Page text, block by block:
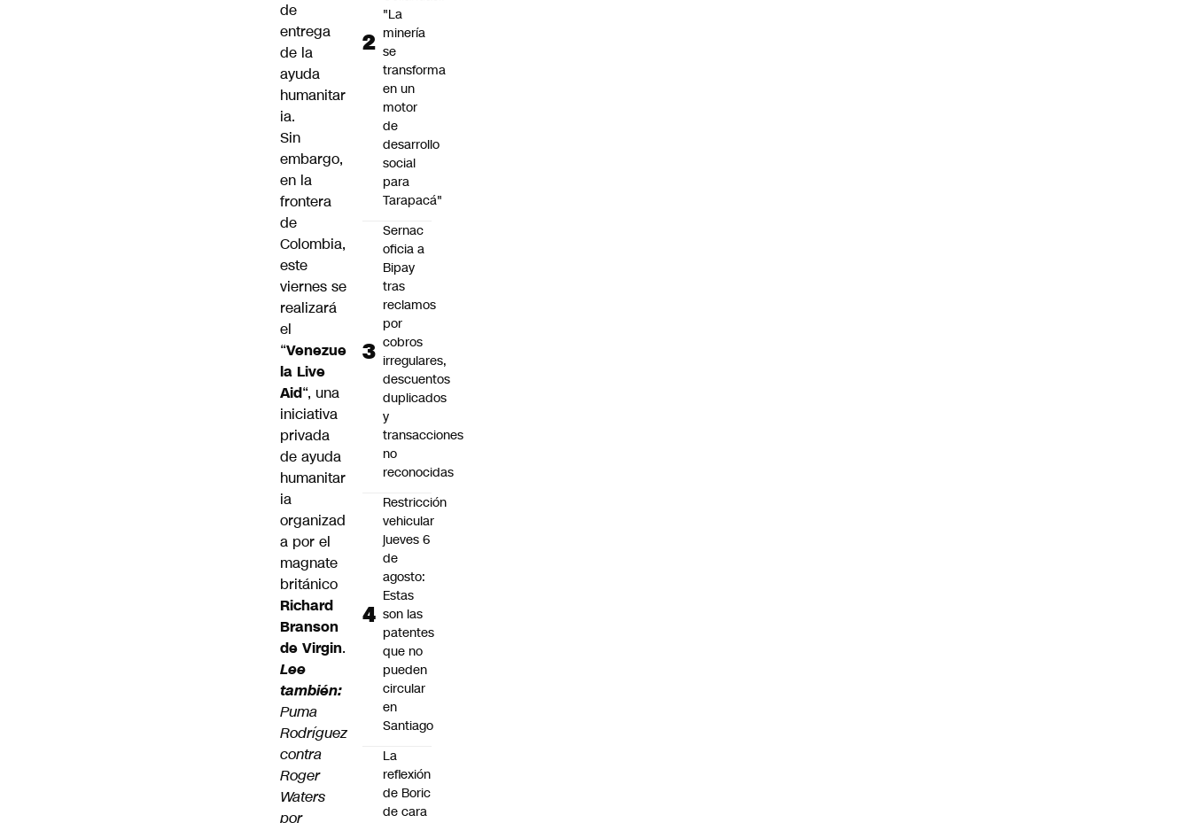
de
entrega
de la
ayuda
humanitar
ia.
Sin
embargo,
en la
frontera
de
Colombia,
este
viernes se
realizará
el
“Venezue
la Live
Aid“, una
iniciativa
privada
de ayuda
humanitar
ia
organizad
a por el
magnate
británico
Richard
Branson
de Virgin.
Lee
también:
Puma
Rodríguez
contra
Roger
Waters
por
"La
minería
se
transforma
en un
motor
de
desarrollo
social
para
Tarapacá"
Sernac
oficia a
Bipay
tras
reclamos
por
cobros
irregulares,
descuentos
duplicados
y
transacciones
no
reconocidas
Restricción
vehicular
jueves 6
de
agosto:
Estas
son las
patentes
que no
pueden
circular
en
Santiago
La
reflexión
de Boric
de cara